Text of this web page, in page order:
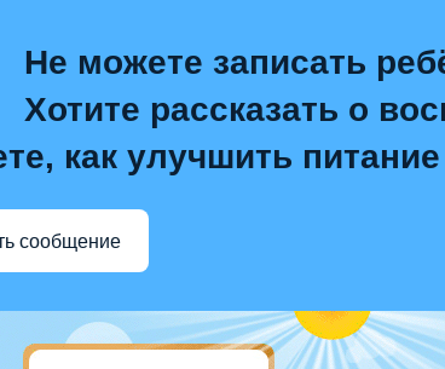
Не можете записать
Хотите рассказать о
как улучшить
сообщение